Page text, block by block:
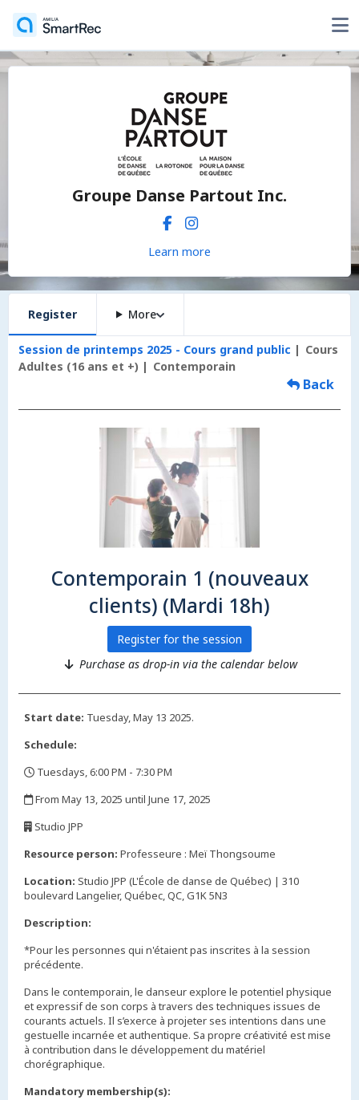
Groupe Danse Partout Inc.
Learn more
Register More
Session de printemps 2025 - Cours grand public
Cours
Adultes (16 ans et +)
Contemporain
Back
Contemporain 1 (nouveaux
clients) (Mardi 18h)
Register for the session
Purchase as drop-in via the calendar below
Start date: Tuesday, May 13 2025.
Schedule:
Tuesdays, 6:00 PM - 7:30 PM
From May 13, 2025 until June 17, 2025
Studio JPP
Resource person: Professeure : Meï Thongsoume
Location: Studio JPP (L'École de danse de Québec) | 310
boulevard Langelier, Québec, QC, G1K 5N3
Description:
*Pour les personnes qui n'étaient pas inscrites à la session
précédente.
Dans le contemporain, le danseur explore le potentiel physique
et expressif de son corps à travers des techniques issues de
courants actuels. Il s’exerce à projeter ses intentions dans une
gestuelle incarnée et authentique. Sa propre créativité est mise
à contribution dans le développement du matériel
chorégraphique.
Mandatory membership(s):